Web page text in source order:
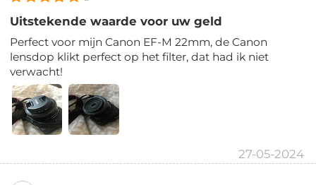
Uitstekende waarde voor uw geld
Perfect voor mijn Canon EF-M 22mm, de Canon
lensdop klikt perfect op het filter, dat had ik niet
verwacht!
27-05-2024